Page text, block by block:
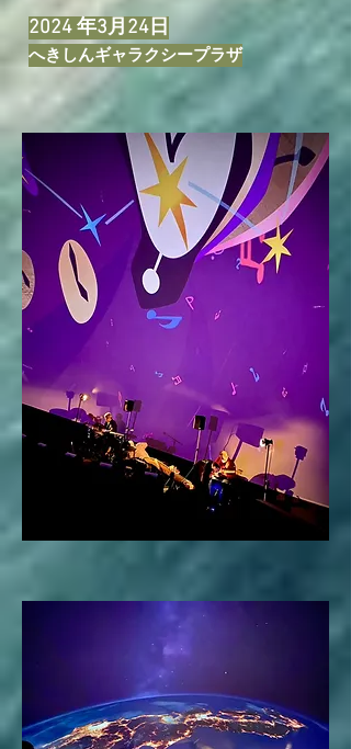
2024 年3月24日
へきしんギャラクシープラザ